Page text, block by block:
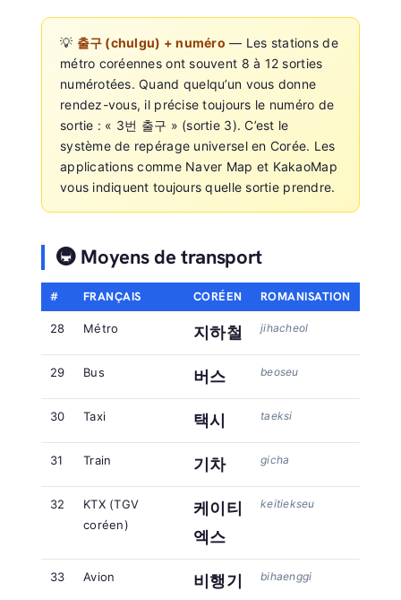
💡 출구 (chulgu) + numéro — Les stations de
métro coréennes ont souvent 8 à 12 sorties
numérotées. Quand quelqu’un vous donne
rendez-vous, il précise toujours le numéro de
sortie : « 3번 출구 » (sortie 3). C’est le
système de repérage universel en Corée. Les
applications comme Naver Map et KakaoMap
vous indiquent toujours quelle sortie prendre.
🚇 Moyens de transport
# FRANÇAIS CORÉEN ROMANISATION
28 Métro 지하철 jihacheol
29 Bus 버스 beoseu
30 Taxi 택시 taeksi
31 Train 기차 gicha
32
KTX (TGV
coréen)
케이티
엑스
keitiekseu
33 Avion 비행기 bihaenggi